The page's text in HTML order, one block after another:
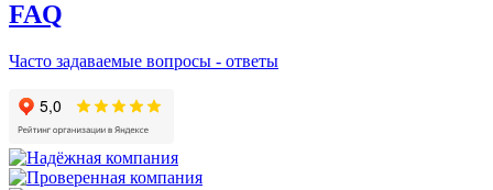
FAQ
Часто задаваемые вопросы - ответы